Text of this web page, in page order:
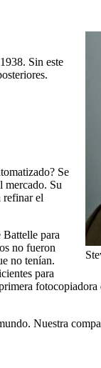
Sin este
Se
mercado. Su
refinar el
para
no fueron
no tenían.
para
Nuestra